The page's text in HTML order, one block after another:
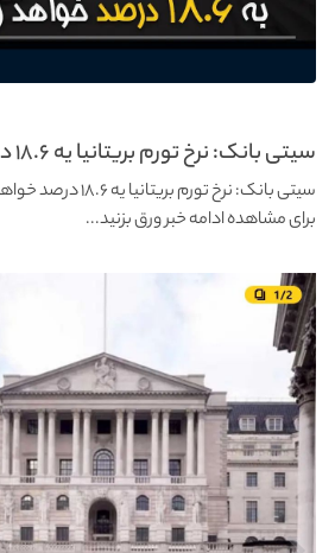
سیتی بانک: نرخ تورم بریتانیا یه ۱۸.۶ درصد خواهد...
سیتی بانک: نرخ تورم بریتانیا یه ۱۸.۶ درصد خواهد رسید.
برای مشاهده ادامه خبر ورق بزنید...